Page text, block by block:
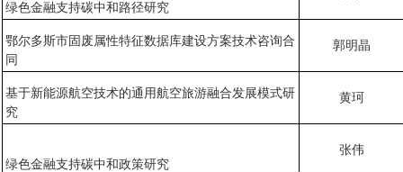
绿色金融支持碳中和路径研究
鄂尔多斯市固废属性特征数据库建设方案技术咨询合
同
郭明晶
基于新能源航空技术的通用航空旅游融合发展模式研
究
黄珂
绿色金融支持碳中和政策研究
张伟